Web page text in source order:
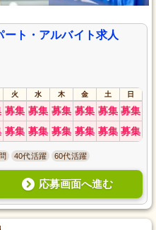
ト・アルバイト求人
火 水 木 金 土 日
募集 募集 募集 募集 募集 募集
募集 募集 募集 募集 募集 募集
40代活躍 60代活躍
応募画面へ進む